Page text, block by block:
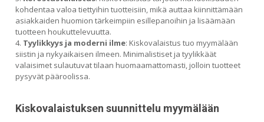
kohdentaa valoa tiettyihin tuotteisiin, mikä auttaa kiinnittämään
asiakkaiden huomion tärkeimpiin esillepanoihin ja lisäämään
tuotteen houkuttelevuutta.
Tyylikkyys ja moderni ilme: Kiskovalaistus tuo myymälään
siistin ja nykyaikaisen ilmeen. Minimalistiset ja tyylikkäät
valaisimet sulautuvat tilaan huomaamattomasti, jolloin tuotteet
pysyvät pääroolissa.
Kiskovalaistuksen suunnittelu myymälään